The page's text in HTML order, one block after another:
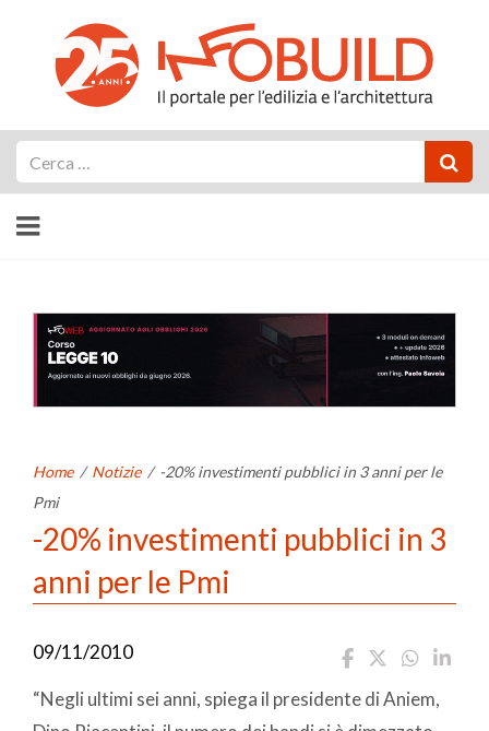
Home / Notizie / -20% investimenti pubblici in 3 anni per le
Pmi
-20% investimenti pubblici in 3
anni per le Pmi
09/11/2010
“Negli ultimi sei anni, spiega il presidente di Aniem,